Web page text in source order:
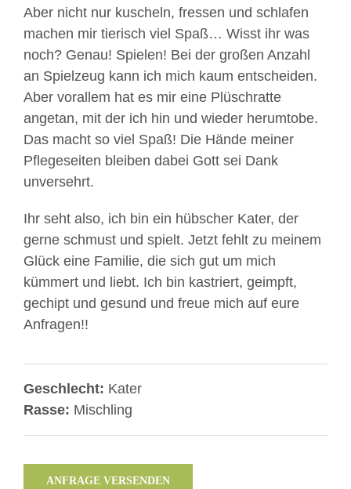
Aber nicht nur kuscheln, fressen und schlafen
machen mir tierisch viel Spaß… Wisst ihr was
noch? Genau! Spielen! Bei der großen Anzahl
an Spielzeug kann ich mich kaum entscheiden.
Aber vorallem hat es mir eine Plüschratte
angetan, mit der ich hin und wieder herumtobe.
Das macht so viel Spaß! Die Hände meiner
Pflegeseiten bleiben dabei Gott sei Dank
unversehrt.
Ihr seht also, ich bin ein hübscher Kater, der
gerne schmust und spielt. Jetzt fehlt zu meinem
Glück eine Familie, die sich gut um mich
kümmert und liebt. Ich bin kastriert, geimpft,
gechipt und gesund und freue mich auf eure
Anfragen!!
Geschlecht: Kater
Rasse: Mischling
ANFRAGE VERSENDEN